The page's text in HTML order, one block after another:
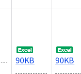
90KB 90KB